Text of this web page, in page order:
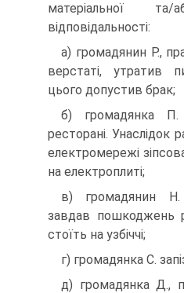
матеріальної та/
відповідальності:
а) громадянин Р.,
верстаті, утратив
цього допустив брак;
б) громадянка
ресторані. Унаслідок
електромережі
на електроплиті;
в) громадянин
завдав пошкоджень
стоїть на узбіччі;
г) громадянка С.
д) громадянка Д.,